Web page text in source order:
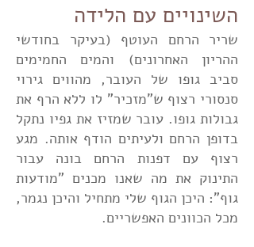
השינויים עם הלידה
שריר הרחם העוטף (בעיקר בחודשי
ההריון האחרונים) והמים החמימים
סביב גופו של העובר, מהווים גירוי
סנסורי רצוף ש"מזכיר" לו ללא הרף את
גבולות גופו. עובר שמזיז את גפיו נתקל
בדופן הרחם ולעיתים הודף אותה. מגע
רצוף עם דפנות הרחם בונה עבור
התינוק את מה שאנו מכנים "מודעות
גוף": היכן הגוף שלי מתחיל והיכן נגמר,
מכל הכוונים האפשריים.